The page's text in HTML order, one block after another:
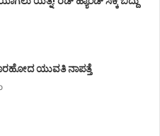
ಯುವತಿ ನಾಪತ್ತೆ